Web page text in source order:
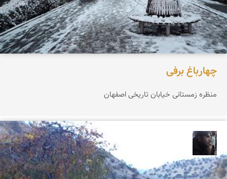
چهارباغ برفی
منظره زمستانی خیابان تاریخی اصفهان